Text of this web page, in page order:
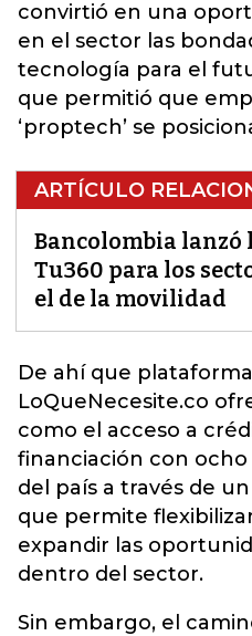
convirtió en una
en el sector las
tecnología para el
que permitió que
‘proptech’ se
ARTÍCULO
Bancolombia
Tu360 para los
el de la movilidad
De ahí que
LoQueNecesite.co
como el acceso a
financiación con
del país a través de
que permite
expandir las
dentro del sector.
Sin embargo, el